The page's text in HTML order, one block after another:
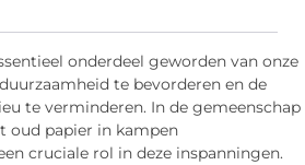
onderdeel geworden van onze
te bevorderen en de
te verminderen. In de gemeenschap
oud papier in kampen
cruciale rol in deze inspanningen.